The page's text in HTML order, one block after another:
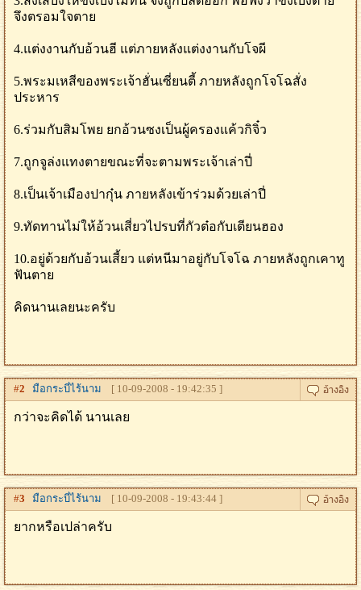
จึงตรอมใจตาย
4.แต่งงานกับอ้วนฮี แต่ภายหลังแต่งงานกับโจผี
5.พระมเหสีของพระเจ้าฮั่นเซี่ยนตี้ ภายหลังถูกโจโฉสั่ง
ประหาร
6.ร่วมกับสิมโพย ยกอ้วนซงเป็นผู้ครองแค้วกิจิ๋ว
7.ถูกจูล่งแทงตายขณะที่จะตามพระเจ้าเล่าปี่
8.เป็นเจ้าเมืองปากุ๋น ภายหลังเข้าร่วมด้วยเล่าปี่
9.ทัดทานไม่ให้อ้วนเสี่ยวไปรบที่กัวต๋อกับเตียนฮอง
10.อยู่ด้วยกับอ้วนเสี้ยว แต่หนีมาอยู่กับโจโฉ ภายหลังถูกเคาทู
ฟันตาย
คิดนานเลยนะครับ
#2 มือกระบี่ไร้นาม [ 10-09-2008 - 19:42:35 ]
กว่าจะคิดได้ นานเลย
#3 มือกระบี่ไร้นาม [ 10-09-2008 - 19:43:44 ]
ยากหรือเปล่าครับ